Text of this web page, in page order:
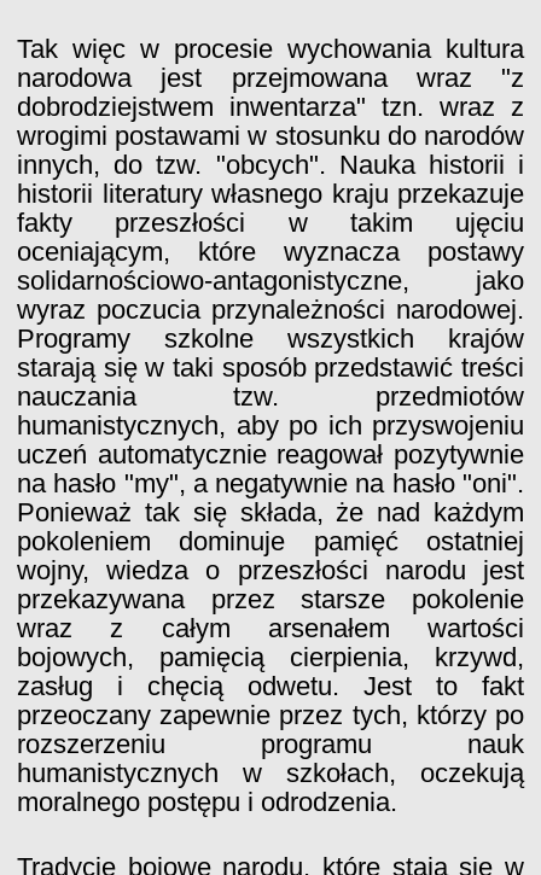
Tak więc w procesie wychowania kultura
narodowa jest przejmowana wraz "z
dobrodziejstwem inwentarza" tzn. wraz z
wrogimi postawami w stosunku do narodów
innych, do tzw. "obcych". Nauka historii i
historii literatury własnego kraju przekazuje
fakty przeszłości w takim ujęciu
oceniającym, które wyznacza postawy
solidarnościowo-antagonistyczne, jako
wyraz poczucia przynależności narodowej.
Programy szkolne wszystkich krajów
starają się w taki sposób przedstawić treści
nauczania tzw. przedmiotów
humanistycznych, aby po ich przyswojeniu
uczeń automatycznie reagował pozytywnie
na hasło "my", a negatywnie na hasło "oni".
Ponieważ tak się składa, że nad każdym
pokoleniem dominuje pamięć ostatniej
wojny, wiedza o przeszłości narodu jest
przekazywana przez starsze pokolenie
wraz z całym arsenałem wartości
bojowych, pamięcią cierpienia, krzywd,
zasług i chęcią odwetu. Jest to fakt
przeoczany zapewnie przez tych, którzy po
rozszerzeniu programu nauk
humanistycznych w szkołach, oczekują
moralnego postępu i odrodzenia.
Tradycje bojowe narodu, które stają się w